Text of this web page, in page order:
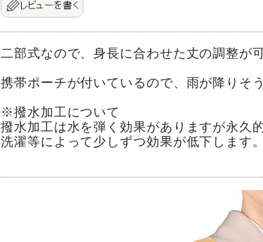
二部式なので、身長に合わせた丈の調整が
携帯ポーチが付いているので、雨が降りそ
※撥水加工について
撥水加工は水を弾く効果がありますが永久
洗濯等によって少しずつ効果が低下します。